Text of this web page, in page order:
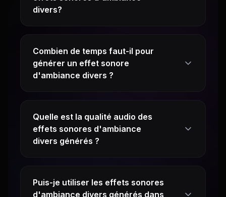
divers?
Combien de temps faut-il pour
générer un effet sonore
d'ambiance divers ?
Quelle est la qualité audio des
effets sonores d'ambiance
divers générés ?
Puis-je utiliser les effets sonores
d'ambiance divers générés dans